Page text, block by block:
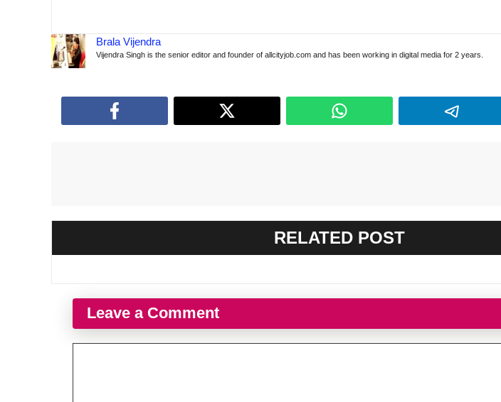
Brala Vijendra
Vijendra Singh is the senior editor and founder of allcityjob.com and has been working in digital media for 2 years.
RELATED POST
Leave a Comment